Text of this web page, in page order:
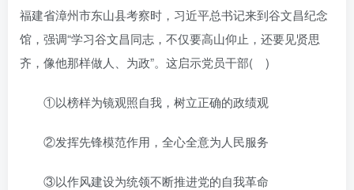
福建省漳州市东山县考察时，习近平总书记来到谷文昌纪念
馆，强调“学习谷文昌同志，不仅要高山仰止，还要见贤思
齐，像他那样做人、为政”。这启示党员干部( )
①以榜样为镜观照自我，树立正确的政绩观
②发挥先锋模范作用，全心全意为人民服务
③以作风建设为统领不断推进党的自我革命